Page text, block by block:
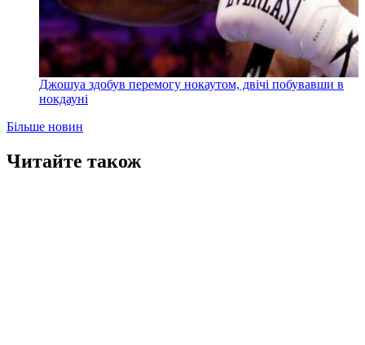
Джошуа здобув перемогу нокаутом, двічі побувавши в
нокдауні
Більше новин
Читайте також